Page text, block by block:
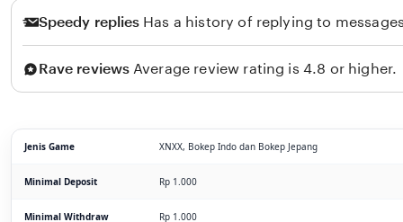
Speedy replies Has a history of replying to
Rave reviews Average review rating is 4.8 or higher.
Jenis Game XNXX, Bokep Indo dan Bokep Jepang
Minimal Deposit Rp 1.000
Minimal Withdraw Rp 1.000